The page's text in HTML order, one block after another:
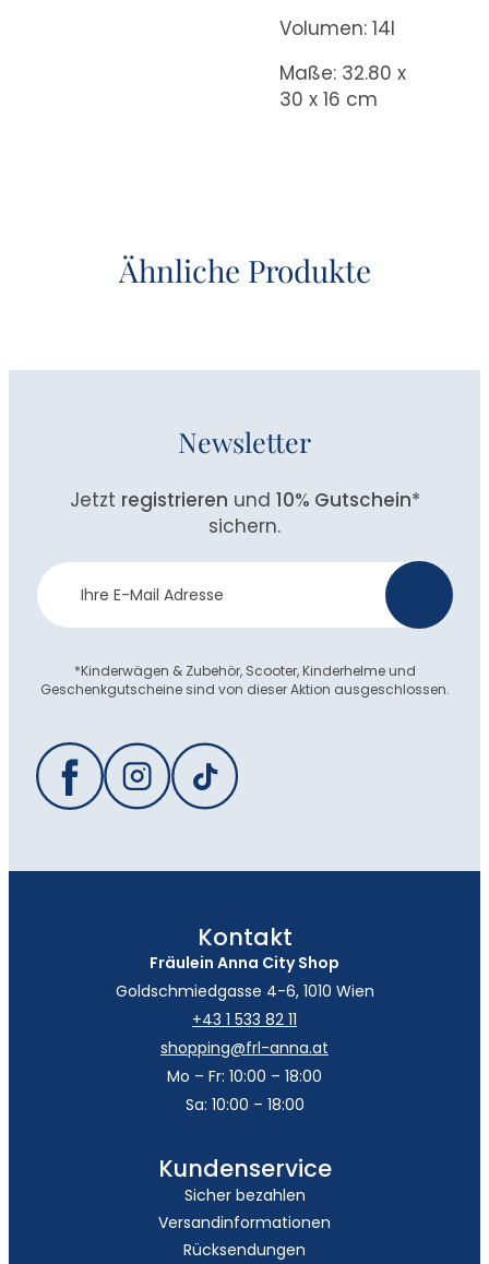
Volumen: 14l
Maße: 32.80 x
30 x 16 cm
Ähnliche Produkte
Newsletter
Jetzt registrieren und 10% Gutschein*
sichern.
Newsletter
Anmeldung
*Kinderwägen & Zubehör, Scooter, Kinderhelme und
Geschenkgutscheine sind von dieser Aktion ausgeschlossen.
Kontakt
Fräulein Anna City Shop
Goldschmiedgasse 4-6, 1010 Wien
+43 1 533 82 11
shopping@frl-anna.at
Mo – Fr: 10:00 – 18:00
Sa: 10:00 – 18:00
Kundenservice
Sicher bezahlen
Versandinformationen
Rücksendungen